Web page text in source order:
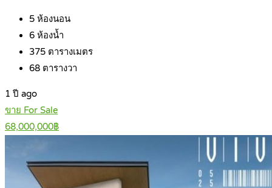
5 ห้องนอน
6 ห้องน้ำ
375 ตารางเมตร
68 ตารางวา
1 ปี ago
ขาย For Sale
68,000,000฿